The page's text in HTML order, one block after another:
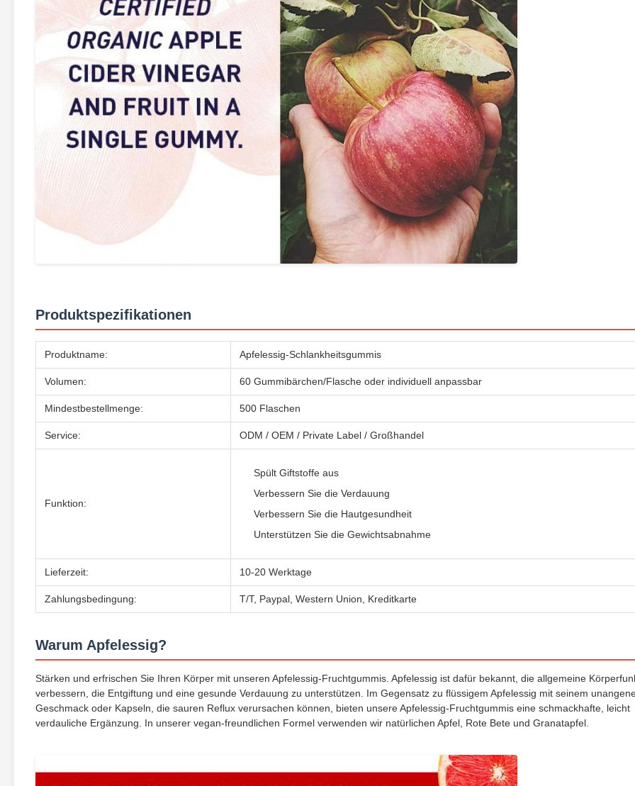
Produktspezifikationen
Produktname: Apfelessig-Schlankheitsgummis
Volumen: 60 Gummibärchen/Flasche oder individuell anpassbar
Mindestbestellmenge: 500 Flaschen
Service: ODM / OEM / Private Label / Großhandel
Funktion:
Spült Giftstoffe aus
Verbessern Sie die Verdauung
Verbessern Sie die Hautgesundheit
Unterstützen Sie die Gewichtsabnahme
Lieferzeit: 10-20 Werktage
Zahlungsbedingung: T/T, Paypal, Western Union, Kreditkarte
Warum Apfelessig?
Stärken und erfrischen Sie Ihren Körper mit unseren Apfelessig-Fruchtgummis. Apfelessig ist dafür bekannt, die allgemeine
verbessern, die Entgiftung und eine gesunde Verdauung zu unterstützen. Im Gegensatz zu flüssigem Apfelessig mit seinem
Geschmack oder Kapseln, die sauren Reflux verursachen können, bieten unsere Apfelessig-Fruchtgummis eine schmackhafte, leicht
verdauliche Ergänzung. In unserer vegan-freundlichen Formel verwenden wir natürlichen Apfel, Rote Bete und Granatapfel.